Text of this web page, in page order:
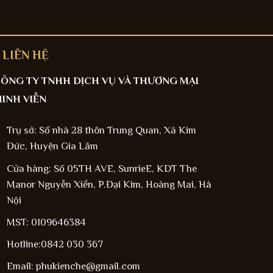
LIÊN HỆ
TY TNHH DỊCH VỤ VÀ THƯƠNG MẠI
VIỄN
Trụ sở: Số nhà 28 thôn Trung Quan, Xã Kim
Đức, Huyện Gia Lâm
Cửa hàng: Số 05TH AVE, SunrieE, KDT The
Manor Nguyễn Xiển, P.Đại Kim, Hoàng Mai, Hà
Nội
MST: 0109646384
Hotline:0842 030 367
Email: phukienche@gmail.com